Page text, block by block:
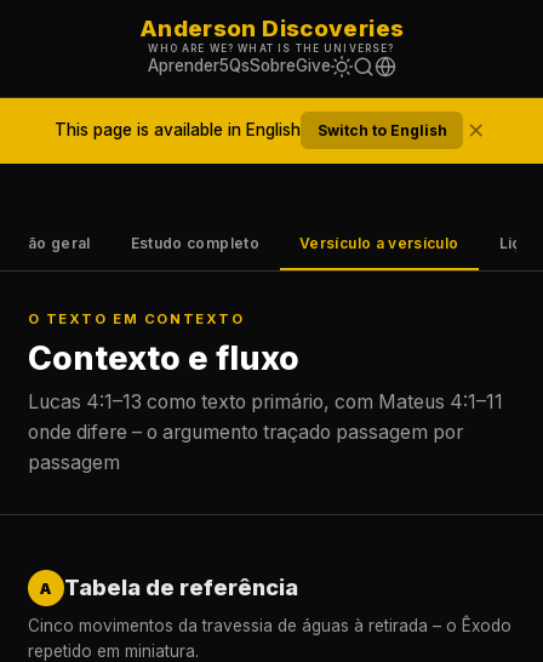
Anderson Discoveries
WHO ARE WE? WHAT IS THE UNIVERSE?
Aprender5QsSobreGive
This page is available in English Switch to English ×
Visão geral Estudo completo Versículo a versículo Lição
O TEXTO EM CONTEXTO
Contexto e fluxo
Lucas 4:1–13 como texto primário, com Mateus 4:1–11
onde difere – o argumento traçado passagem por
passagem
A Tabela de referência
Cinco movimentos da travessia de águas à retirada – o Êxodo
repetido em miniatura.